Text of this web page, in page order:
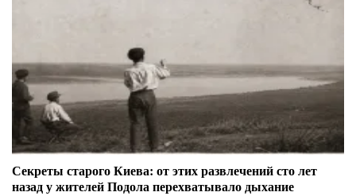
Секреты старого Киева: от этих развлечений сто лет
назад у жителей Подола перехватывало дыхание